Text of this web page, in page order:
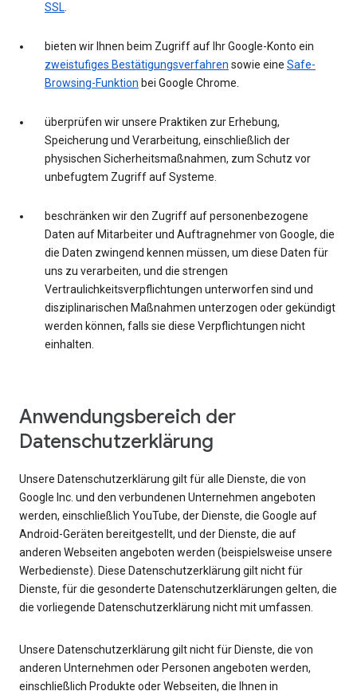
SSL.
bieten wir Ihnen beim Zugriff auf Ihr Google-Konto ein
zweistufiges Bestätigungsverfahren sowie eine Safe-
Browsing-Funktion bei Google Chrome.
überprüfen wir unsere Praktiken zur Erhebung,
Speicherung und Verarbeitung, einschließlich der
physischen Sicherheitsmaßnahmen, zum Schutz vor
unbefugtem Zugriff auf Systeme.
beschränken wir den Zugriff auf personenbezogene
Daten auf Mitarbeiter und Auftragnehmer von Google, die
die Daten zwingend kennen müssen, um diese Daten für
uns zu verarbeiten, und die strengen
Vertraulichkeitsverpflichtungen unterworfen sind und
disziplinarischen Maßnahmen unterzogen oder gekündigt
werden können, falls sie diese Verpflichtungen nicht
einhalten.
Anwendungsbereich der
Datenschutzerklärung
Unsere Datenschutzerklärung gilt für alle Dienste, die von
Google Inc. und den verbundenen Unternehmen angeboten
werden, einschließlich YouTube, der Dienste, die Google auf
Android-Geräten bereitgestellt, und der Dienste, die auf
anderen Webseiten angeboten werden (beispielsweise unsere
Werbedienste). Diese Datenschutzerklärung gilt nicht für
Dienste, für die gesonderte Datenschutzerklärungen gelten, die
die vorliegende Datenschutzerklärung nicht mit umfassen.
Unsere Datenschutzerklärung gilt nicht für Dienste, die von
anderen Unternehmen oder Personen angeboten werden,
einschließlich Produkte oder Webseiten, die Ihnen in